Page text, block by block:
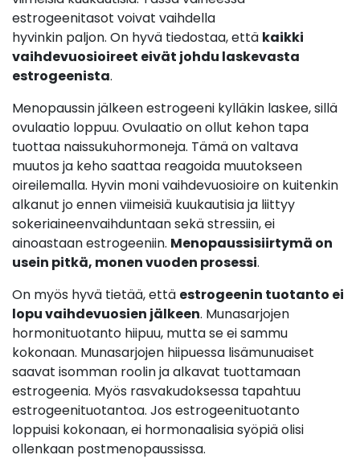
estrogeenitasot voivat vaihdella
hyvinkin paljon. On hyvä tiedostaa, että kaikki
vaihdevuosioireet eivät johdu laskevasta
estrogeenista.
Menopaussin jälkeen estrogeeni kylläkin laskee, sillä
ovulaatio loppuu. Ovulaatio on ollut kehon tapa
tuottaa naissukuhormoneja. Tämä on valtava
muutos ja keho saattaa reagoida muutokseen
oireilemalla. Hyvin moni vaihdevuosioire on kuitenkin
alkanut jo ennen viimeisiä kuukautisia ja liittyy
sokeriaineenvaihduntaan sekä stressiin, ei
ainoastaan estrogeeniin. Menopaussisiirtymä on
usein pitkä, monen vuoden prosessi.
On myös hyvä tietää, että estrogeenin tuotanto ei
lopu vaihdevuosien jälkeen. Munasarjojen
hormonituotanto hiipuu, mutta se ei sammu
kokonaan. Munasarjojen hiipuessa lisämunuaiset
saavat isomman roolin ja alkavat tuottamaan
estrogeenia. Myös rasvakudoksessa tapahtuu
estrogeenituotantoa. Jos estrogeenituotanto
loppuisi kokonaan, ei hormonaalisia syöpiä olisi
ollenkaan postmenopaussissa.